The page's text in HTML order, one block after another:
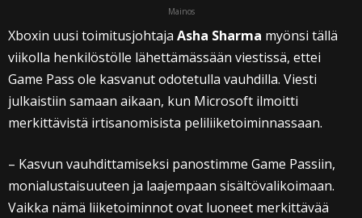
Mainos
Xboxin uusi toimitusjohtaja Asha Sharma myönsi tällä
viikolla henkilöstölle lähettämässään viestissä, ettei
Game Pass ole kasvanut odotetulla vauhdilla. Viesti
julkaistiin samaan aikaan, kun Microsoft ilmoitti
merkittävistä irtisanomisista peliliiketoiminnassaan.
– Kasvun vauhdittamiseksi panostimme Game Passiin,
monialustaisuuteen ja laajempaan sisältövalikoimaan.
Vaikka nämä liiketoiminnot ovat luoneet merkittävää